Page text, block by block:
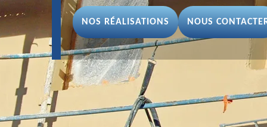
NOS RÉALISATIONS NOUS